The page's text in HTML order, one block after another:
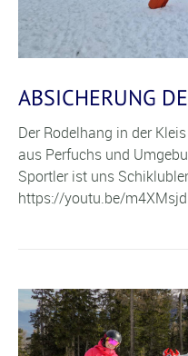
ABSICHERUNG
Der Rodelhang in der
aus Perfuchs und
Sportler ist uns
https://youtu.be/